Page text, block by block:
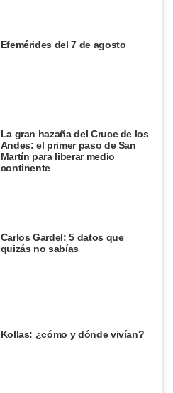
Efemérides del 7 de agosto
La gran hazaña del Cruce de los
Andes: el primer paso de San
Martín para liberar medio
continente
Carlos Gardel: 5 datos que
quizás no sabías
Kollas: ¿cómo y dónde vivían?